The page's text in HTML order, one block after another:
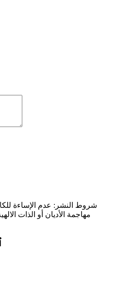
شروط النشر: عدم الإساءة
مهاجمة الأديان أو الذات